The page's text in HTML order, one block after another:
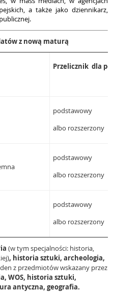
a także jako dziennikarz,
z nową maturą
Przelicznik dla
podstawowy
albo rozszerzony
podstawowy
albo rozszerzony
podstawowy
albo rozszerzony
(w tym specjalności: historia,
, historia sztuki, archeologia,
z przedmiotów wskazany przez
WOS, historia sztuki,
antyczna, geografia.